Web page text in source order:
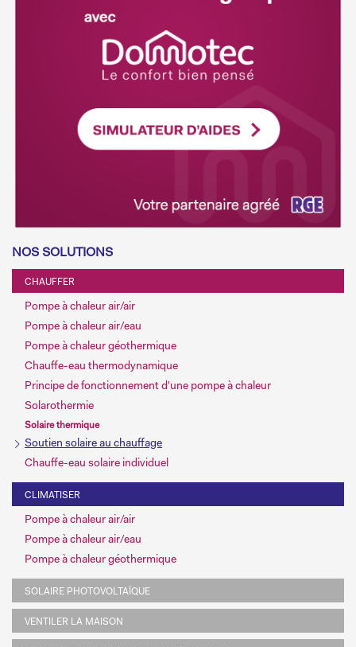
NOS SOLUTIONS
CHAUFFER
Pompe à chaleur air/air
Pompe à chaleur air/eau
Pompe à chaleur géothermique
Chauffe-eau thermodynamique
Principe de fonctionnement d'une pompe à chaleur
Solarothermie
Solaire thermique
Soutien solaire au chauffage
Chauffe-eau solaire individuel
CLIMATISER
Pompe à chaleur air/air
Pompe à chaleur air/eau
Pompe à chaleur géothermique
SOLAIRE PHOTOVOLTAÏQUE
VENTILER LA MAISON